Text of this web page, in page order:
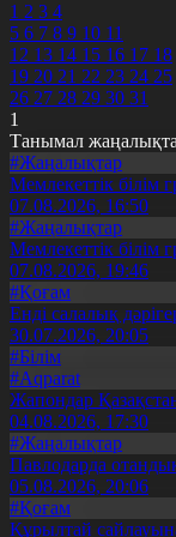
1 2 3 4
5 6 7 8 9 10 11
12 13 14 15 16 17 18
19 20 21 22 23 24 25
26 27 28 29 30 31
1
Танымал
#Жаңалықтар
Мемлекеттік білім
07.08.2026, 16:50
#Жаңалықтар
Мемлекеттік білім
07.08.2026, 19:46
#Қоғам
Енді салалық
30.07.2026, 20:05
#Білім
#Aqparat
Жапондар
04.08.2026, 17:30
#Жаңалықтар
Павлодарда
05.08.2026, 20:06
#Қоғам
Құрылтай сайлауына